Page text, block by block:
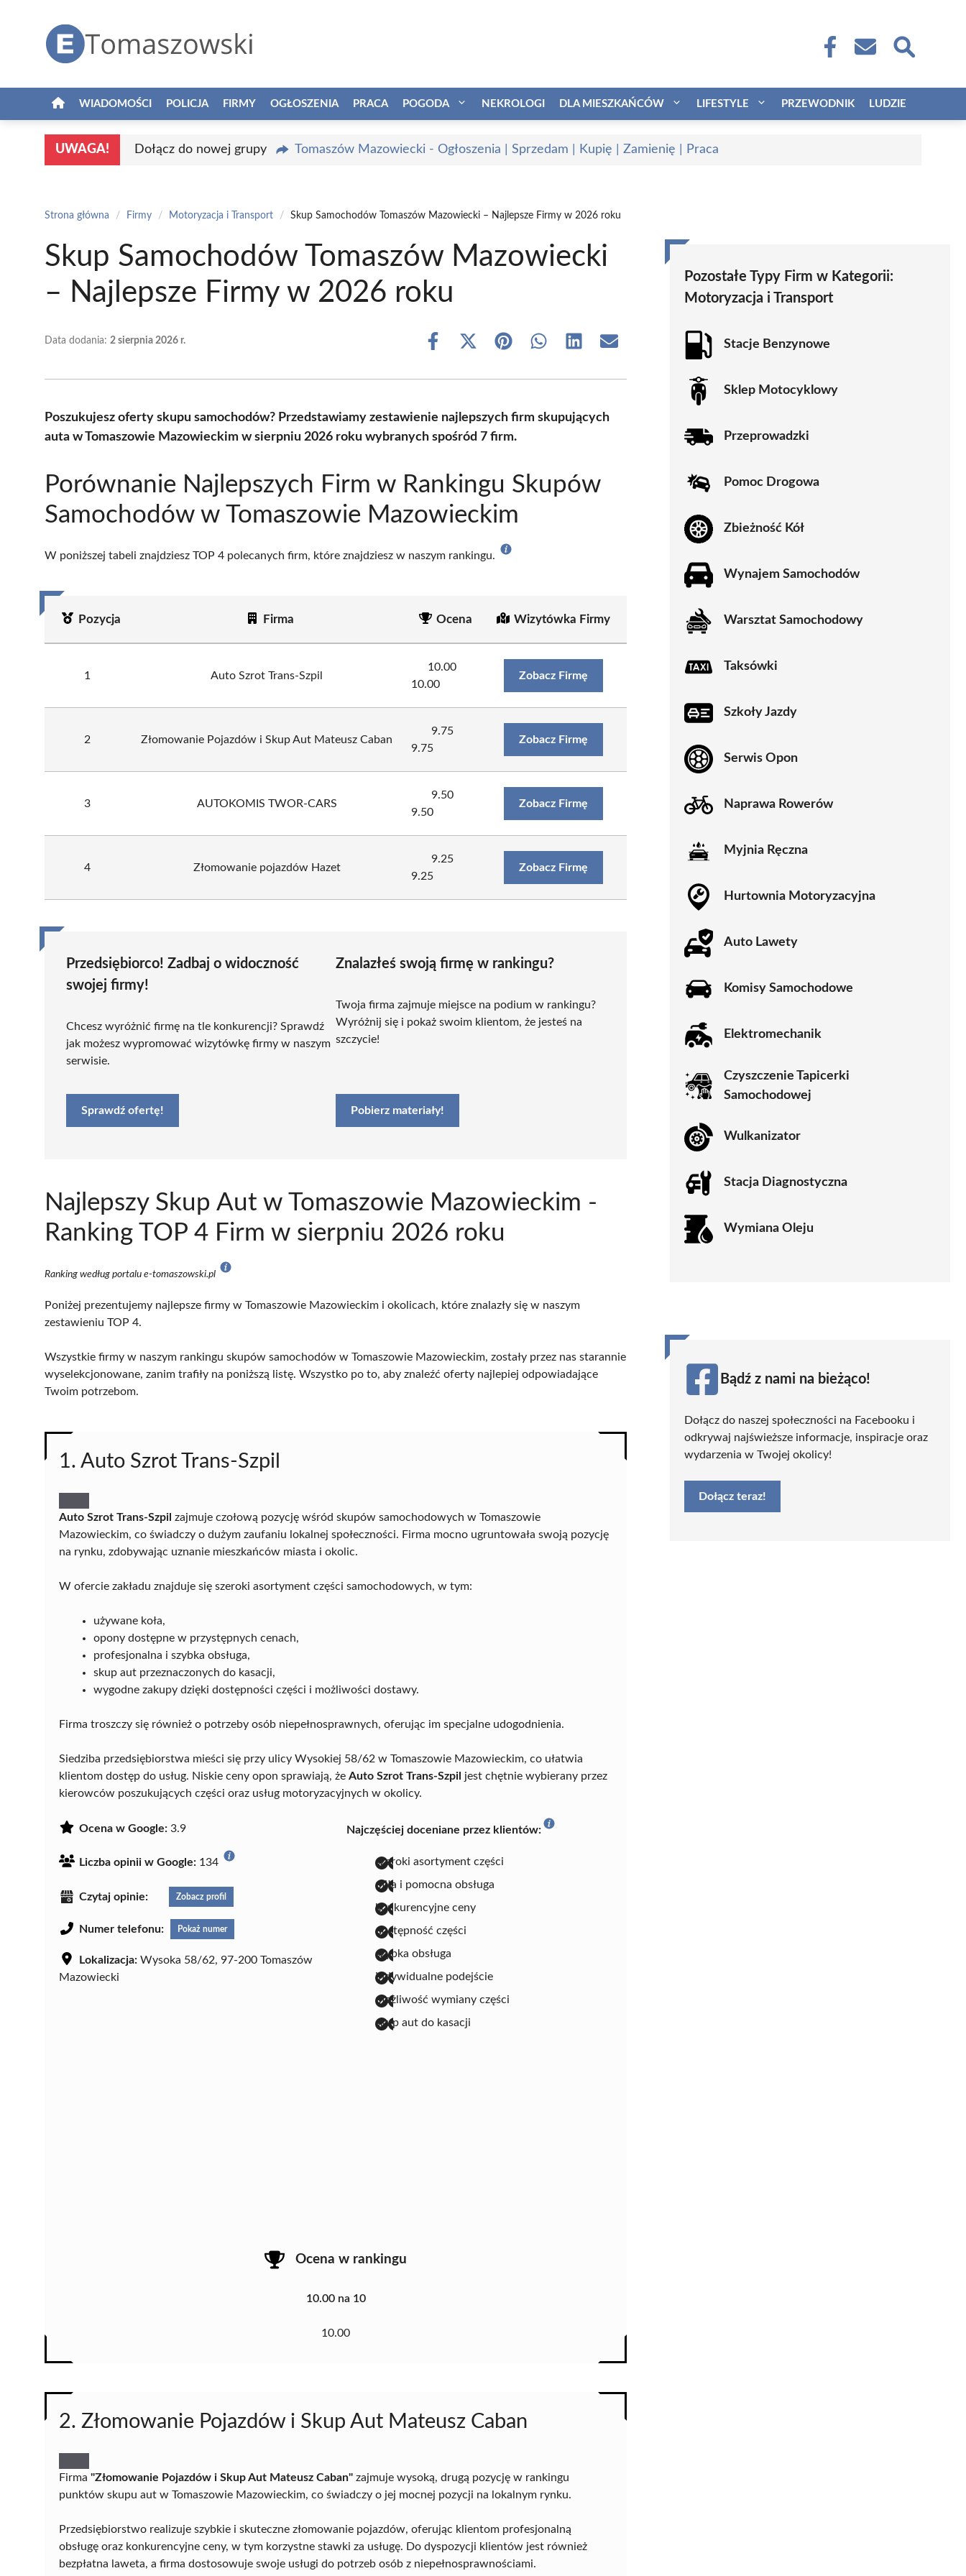
WIADOMOŚCI POLICJA FIRMY OGŁOSZENIA PRACA POGODA NEKROLOGI DLA MIESZKAŃCÓW LIFESTYLE PRZEWODNIK LUDZIE
UWAGA! Dołącz do nowej grupy Tomaszów Mazowiecki - Ogłoszenia | Sprzedam | Kupię | Zamienię | Praca
Strona główna / Firmy / Motoryzacja i Transport / Skup Samochodów Tomaszów Mazowiecki – Najlepsze Firmy w 2026 roku
Skup Samochodów Tomaszów Mazowiecki
– Najlepsze Firmy w 2026 roku
Data dodania: 2 sierpnia 2026 r.
Share
Share
(Twitter)
Share Share Share Share
Poszukujesz oferty skupu samochodów? Przedstawiamy zestawienie najlepszych firm skupujących
auta w Tomaszowie Mazowieckim w sierpniu 2026 roku wybranych spośród 7 firm.
Porównanie Najlepszych Firm w Rankingu Skupów
Samochodów w Tomaszowie Mazowieckim
W poniższej tabeli znajdziesz TOP 4 polecanych firm, które znajdziesz w naszym rankingu.
Pozycja Firma Ocena Wizytówka Firmy
1 Auto Szrot Trans-Szpil
10.00
10.00
Zobacz Firmę
2 Złomowanie Pojazdów i Skup Aut Mateusz Caban
9.75
9.75
Zobacz Firmę
3 AUTOKOMIS TWOR-CARS
9.50
9.50
Zobacz Firmę
4 Złomowanie pojazdów Hazet
9.25
9.25
Zobacz Firmę
Przedsiębiorco! Zadbaj o widoczność
swojej firmy!
Chcesz wyróżnić firmę na tle konkurencji? Sprawdź
jak możesz wypromować wizytówkę firmy w naszym
serwisie.
Sprawdź ofertę!
Znalazłeś swoją firmę w rankingu?
Twoja firma zajmuje miejsce na podium w rankingu?
Wyróżnij się i pokaż swoim klientom, że jesteś na
szczycie!
Pobierz materiały!
Najlepszy Skup Aut w Tomaszowie Mazowieckim -
Ranking TOP 4 Firm w sierpniu 2026 roku
Ranking według portalu e-tomaszowski.pl
Poniżej prezentujemy najlepsze firmy w Tomaszowie Mazowieckim i okolicach, które znalazły się w naszym
zestawieniu TOP 4.
Wszystkie firmy w naszym rankingu skupów samochodów w Tomaszowie Mazowieckim, zostały przez nas starannie
wyselekcjonowane, zanim trafiły na poniższą listę. Wszystko po to, aby znaleźć oferty najlepiej odpowiadające
Twoim potrzebom.
1. Auto Szrot Trans-Szpil
Auto Szrot Trans-Szpil zajmuje czołową pozycję wśród skupów samochodowych w Tomaszowie
Mazowieckim, co świadczy o dużym zaufaniu lokalnej społeczności. Firma mocno ugruntowała swoją pozycję
na rynku, zdobywając uznanie mieszkańców miasta i okolic.
W ofercie zakładu znajduje się szeroki asortyment części samochodowych, w tym:
używane koła,
opony dostępne w przystępnych cenach,
profesjonalna i szybka obsługa,
skup aut przeznaczonych do kasacji,
wygodne zakupy dzięki dostępności części i możliwości dostawy.
Firma troszczy się również o potrzeby osób niepełnosprawnych, oferując im specjalne udogodnienia.
Siedziba przedsiębiorstwa mieści się przy ulicy Wysokiej 58/62 w Tomaszowie Mazowieckim, co ułatwia
klientom dostęp do usług. Niskie ceny opon sprawiają, że Auto Szrot Trans-Szpil jest chętnie wybierany przez
kierowców poszukujących części oraz usług motoryzacyjnych w okolicy.
Ocena w Google: 3.9
Liczba opinii w Google: 134
Czytaj opinie: Zobacz profil
Numer telefonu: Pokaż numer
Lokalizacja: Wysoka 58/62, 97-200 Tomaszów
Mazowiecki
Najczęściej doceniane przez klientów:
szeroki asortyment części
miła i pomocna obsługa
konkurencyjne ceny
dostępność części
szybka obsługa
indywidualne podejście
możliwość wymiany części
skup aut do kasacji
Ocena w rankingu
10.00 na 10
10.00
2. Złomowanie Pojazdów i Skup Aut Mateusz Caban
Firma "Złomowanie Pojazdów i Skup Aut Mateusz Caban" zajmuje wysoką, drugą pozycję w rankingu
punktów skupu aut w Tomaszowie Mazowieckim, co świadczy o jej mocnej pozycji na lokalnym rynku.
Przedsiębiorstwo realizuje szybkie i skuteczne złomowanie pojazdów, oferując klientom profesjonalną
obsługę oraz konkurencyjne ceny, w tym korzystne stawki za usługę. Do dyspozycji klientów jest również
bezpłatna laweta, a firma dostosowuje swoje usługi do potrzeb osób z niepełnosprawnościami.
Pozostałe Typy Firm w Kategorii:
Motoryzacja i Transport
Stacje Benzynowe
Sklep Motocyklowy
Przeprowadzki
Pomoc Drogowa
Zbieżność Kół
Wynajem Samochodów
Warsztat Samochodowy
Taksówki
Szkoły Jazdy
Serwis Opon
Naprawa Rowerów
Myjnia Ręczna
Hurtownia Motoryzacyjna
Auto Lawety
Komisy Samochodowe
Elektromechanik
Czyszczenie Tapicerki
Samochodowej
Wulkanizator
Stacja Diagnostyczna
Wymiana Oleju
Bądź z nami na bieżąco!
Dołącz do naszej społeczności na Facebooku i
odkrywaj najświeższe informacje, inspiracje oraz
wydarzenia w Twojej okolicy!
Dołącz teraz!